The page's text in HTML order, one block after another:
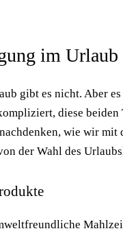
im Urlaub
gibt es nicht. Aber
diese
wie wir mit
der Wahl des